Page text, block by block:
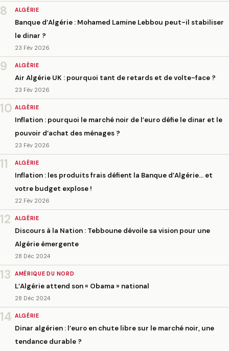
8 ALGÉRIE
Banque d’Algérie : Mohamed Lamine Lebbou peut-il stabiliser
le dinar ?
23 Fév 2026
9 ALGÉRIE
Air Algérie UK : pourquoi tant de retards et de volte-face ?
23 Fév 2026
10 ALGÉRIE
Inflation : pourquoi le marché noir de l’euro défie le dinar et le
pouvoir d’achat des ménages ?
23 Fév 2026
11 ALGÉRIE
Inflation : les produits frais défient la Banque d’Algérie… et
votre budget explose !
22 Fév 2026
12 ALGÉRIE
Discours à la Nation : Tebboune dévoile sa vision pour une
Algérie émergente
28 Déc 2024
13 AMÉRIQUE DU NORD
L’Algérie attend son « Obama » national
28 Déc 2024
14 ALGÉRIE
Dinar algérien : l’euro en chute libre sur le marché noir, une
tendance durable ?